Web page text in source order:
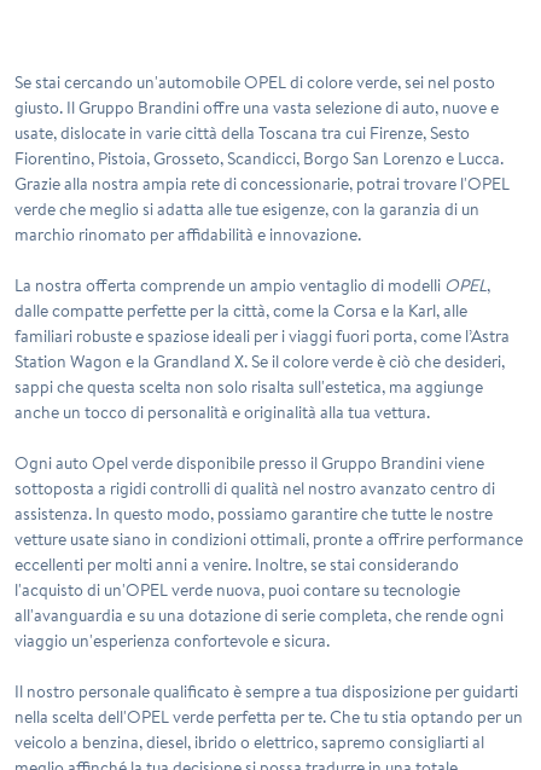
Se stai cercando un'automobileOPELdi coloreverde, sei nel posto
giusto. Il Gruppo Brandini offre una vasta selezione di auto, nuove e
usate, dislocate in varie città della Toscana tra cui Firenze, Sesto
Fiorentino, Pistoia, Grosseto, Scandicci, Borgo San Lorenzo e Lucca.
Grazie alla nostra ampia rete di concessionarie, potrai trovare l'OPEL
verde che meglio si adatta alle tue esigenze, con la garanzia di un
marchio rinomato per affidabilità e innovazione.
La nostra offerta comprende un ampio ventaglio di modelli OPEL,
dalle compatte perfette per la città, come la Corsa e la Karl, alle
familiari robuste e spaziose ideali per i viaggi fuori porta, come l’Astra
Station Wagon e la Grandland X. Se il colore verde è ciò che desideri,
sappi che questa scelta non solo risalta sull'estetica, ma aggiunge
anche un tocco di personalità e originalità alla tua vettura.
Ogni auto Opel verde disponibile presso il Gruppo Brandini viene
sottoposta a rigidi controlli di qualità nel nostro avanzato centro di
assistenza. In questo modo, possiamo garantire che tutte le nostre
vetture usate siano in condizioni ottimali, pronte a offrire performance
eccellenti per molti anni a venire. Inoltre, se stai considerando
l'acquisto di un'OPEL verde nuova, puoi contare su tecnologie
all'avanguardia e su una dotazione di serie completa, che rende ogni
viaggio un'esperienza confortevole e sicura.
Il nostro personale qualificato è sempre a tua disposizione per guidarti
nella scelta dell'OPEL verde perfetta per te. Che tu stia optando per un
veicolo a benzina, diesel, ibrido o elettrico, sapremo consigliarti al